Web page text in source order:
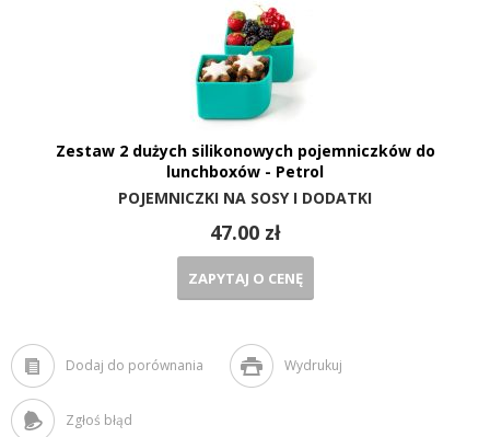
Zestaw 2 dużych silikonowych pojemniczków do
lunchboxów - Petrol
POJEMNICZKI NA SOSY I DODATKI
47.00 zł
ZAPYTAJ O CENĘ
Dodaj do porównania Wydrukuj
Zgłoś błąd